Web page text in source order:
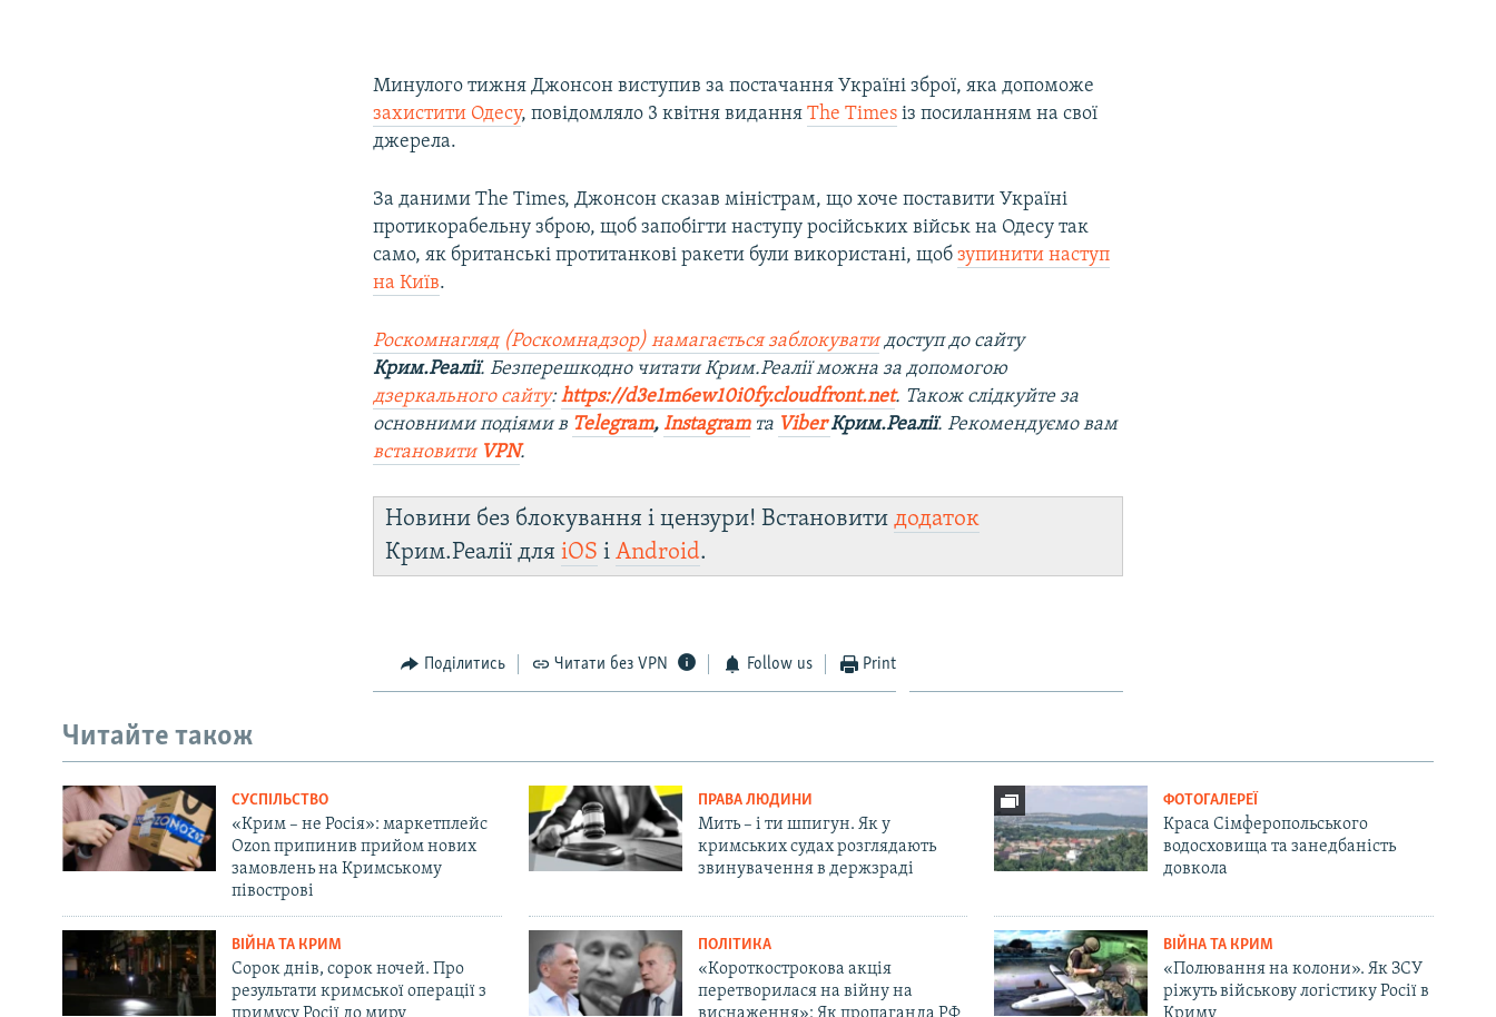
Минулого тижня Джонсон виступив за постачання Україні зброї, яка допоможе
захистити Одесу, повідомляло 3 квітня виданняThe Times із посиланням на свої
джерела.
За даними The Times, Джонсон сказав міністрам, що хоче поставити Україні
протикорабельну зброю, щоб запобігти наступу російських військ на Одесу так
само, як британські протитанкові ракети були використані, щобзупинити наступ
на Київ.
Роскомнагляд (Роскомнадзор) намагається заблокуватидоступ до сайту
Крим.Реалії. Безперешкодно читати Крим.Реалії можна за допомогою
дзеркального сайту:https://d3e1m6ew10i0fy.cloudfront.net. Також слідкуйте за
основними подіями в Telegram,Instagramта ViberКрим.Реалії. Рекомендуємо вам
встановити VPN.
Новини без блокування і цензури! Встановитидодаток
Крим.Реалії дляiOS іAndroid.
Поділитись Читати без VPN Follow us Print
Читайте також
СУСПІЛЬСТВО
«Крим – не Росія»: маркетплейс
Ozon припинив прийом нових
замовлень на Кримському
півострові
ПРАВА ЛЮДИНИ
Мить – і ти шпигун. Як у
кримських судах розглядають
звинувачення в держзраді
ФОТОГАЛЕРЕЇ
Краса Сімферопольського
водосховища та занедбаність
довкола
ВІЙНА ТА КРИМ
Сорок днів, сорок ночей. Про
результати кримської операції з
примусу Росії до миру
ПОЛІТИКА
«Короткострокова акція
перетворилася на війну на
виснаження»: Як пропаганда РФ
ВІЙНА ТА КРИМ
«Полювання на колони». Як ЗСУ
ріжуть військову логістику Росії в
Криму